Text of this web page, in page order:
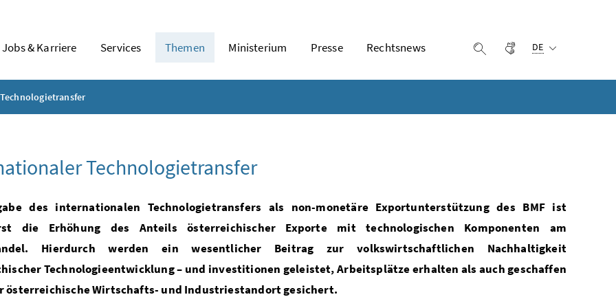
Jobs & Karriere Services Themen Ministerium Presse Rechtsnews Suche einblenden
Gebärdensprache
DE
Technologietransfer
des internationalen Technologietransfers als non-monetäre Exportunterstützung des BMF ist
die Erhöhung des Anteils österreichischer Exporte mit technologischen Komponenten am
Hierdurch werden ein wesentlicher Beitrag zur volkswirtschaftlichen Nachhaltigkeit
Technologieentwicklung – und investitionen geleistet, Arbeitsplätze erhalten als auch geschaffen
österreichische Wirtschafts- und Industriestandort gesichert.